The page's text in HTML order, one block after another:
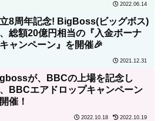
2022.06.14
8周年記念! BigBoss(ビッグボス)
総額20億円相当の『入金ボーナ
ャンペーン』を開催🎉
2021.12.31
が、BBCの上場を記念し
BBCエアドロップキャンペーン
催！
2022.10.18 2022.10.19